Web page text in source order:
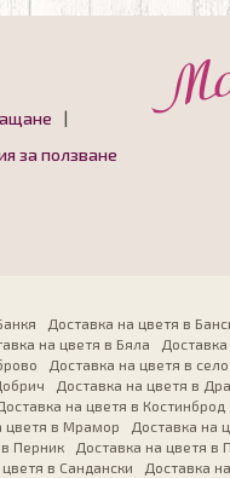
|
за ползване
Доставка на цветя в
на цветя в Бяла
Доставка на цветя в
Доставка на цветя в
на цветя в Костинброд
цветя в Мрамор Доставка на
Перник Доставка на цветя в
в Сандански Доставка